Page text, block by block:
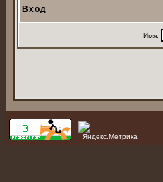
Вход
Имя: